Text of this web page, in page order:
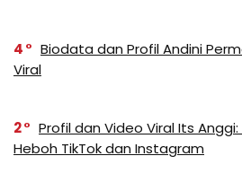
4
Biodata dan Profil Andini
Viral
2
Profil dan Video Viral Its Anggi:
Heboh TikTok dan Instagram